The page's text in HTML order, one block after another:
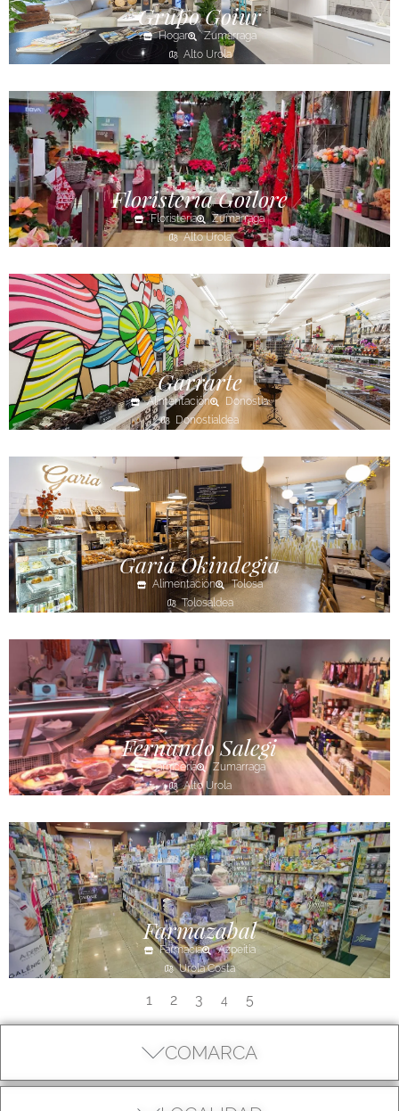
COMARCA
Grupo Goiur
Hogar
Zumarraga
Alto Urola
Floristería Goilore
Floristería
Zumarraga
Alto Urola
Garrarte
Alimentación
Donostia
Donostialdea
Garia Okindegia
Alimentación
Tolosa
Tolosaldea
Fernando Salegi
Carnicería
Zumarraga
Alto Urola
Farmazabal
Farmacia
Azpeitia
Urola Costa
1 2 3 4 5